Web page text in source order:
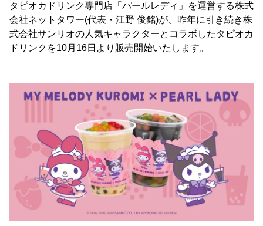
タピオカドリンク専門店「パールレディ」を運営する株式
会社ネットタワー(代表・江野 俊銘)が、昨年に引き続き株
式会社サンリオの人気キャラクターとコラボしたタピオカ
ドリンクを10月16日より販売開始いたします。